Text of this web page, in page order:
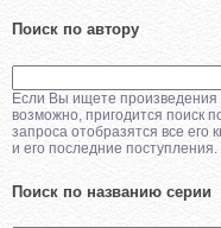
Поиск по автору
Если Вы ищете произведения
возможно, пригодится поиск
запроса отобразятся все его
и его последние поступления.
Поиск по названию серии